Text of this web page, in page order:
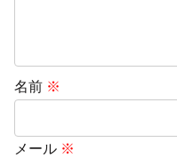
名前 ※
メール ※